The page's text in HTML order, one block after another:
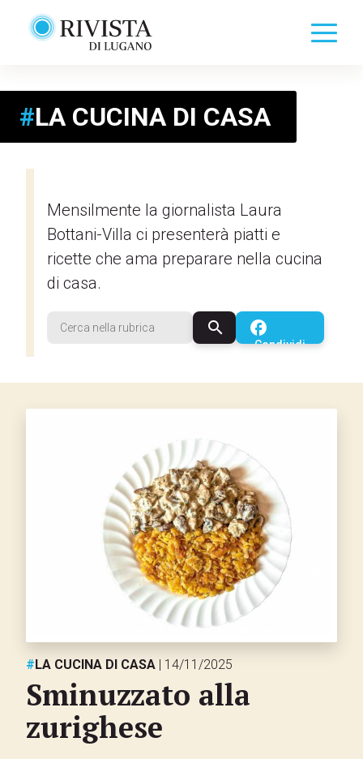
#LA CUCINA DI CASA
Mensilmente la giornalista Laura
Bottani-Villa ci presenterà piatti e
ricette che ama preparare nella cucina
di casa.
search facebook
Condividi
#LA CUCINA DI CASA | 14/11/2025
Sminuzzato alla
zurighese